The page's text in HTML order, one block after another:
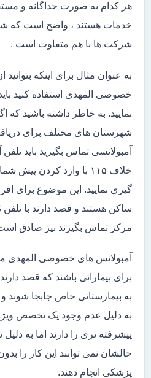
هر کدام به صورت جداگانه و
خدمات هستند ، واضح است که
شرکت ها با هم متفاوت است .
به عنوان مثال برای اینکه
خصوصی المهدی استفاده کنید
نمایید. به خاطر داشته باشید که
شهرستان های مختلف برای
آمبولانسی تماس بگیرید باید
خلاف ۱۱۵ با وارد کردن
گیری نمایید. این موضوع برای
مرکز تماس بگیرند نیز صادق
آمبولانس های خصوصی المهدی
برای بیمارانی باشند که قصد
به بیمارستانی خاص جابجا شوند و
به دلیل عدم وجود یک تخصص
پیشرفته تری را دارند اما به
حالشان نمی توانند این کار را
پزشکی انجام دهند.